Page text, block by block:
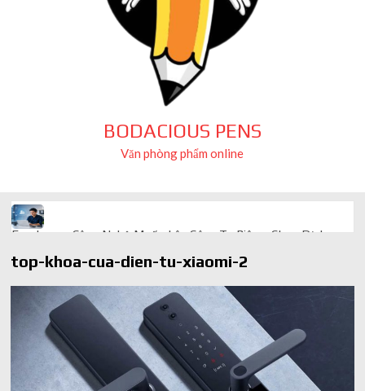
BODACIOUS PENS
Văn phòng phẩm online
Freelancer Công Nghệ Muốn Lên Công Ty Riêng: Chọn Dịch
AI trong doanh nghiệp: Phân biệt RPA, workflow và AI agent
Ứng dụng AI trong doanh nghiệp để cắt giảm chi phí vận hành
top-khoa-cua-dien-tu-xiaomi-2